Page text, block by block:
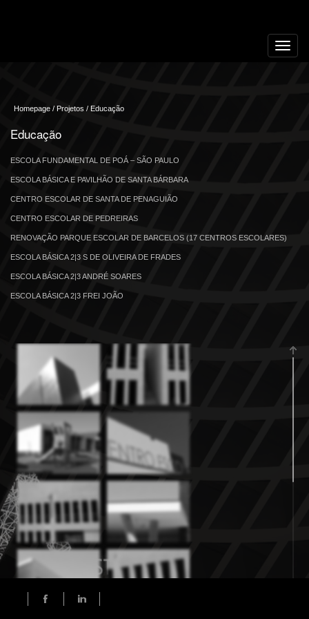
Toggle
Homepage / Projetos / Educação
Educação
ESCOLA FUNDAMENTAL DE POÁ – SÃO PAULO
ESCOLA BÁSICA E PAVILHÃO DE SANTA BÁRBARA
CENTRO ESCOLAR DE SANTA DE PENAGUIÃO
CENTRO ESCOLAR DE PEDREIRAS
RENOVAÇÃO PARQUE ESCOLAR DE BARCELOS (17 CENTROS ESCOLARES)
ESCOLA BÁSICA 2|3 S DE OLIVEIRA DE FRADES
ESCOLA BÁSICA 2|3 ANDRÉ SOARES
ESCOLA BÁSICA 2|3 FREI JOÃO